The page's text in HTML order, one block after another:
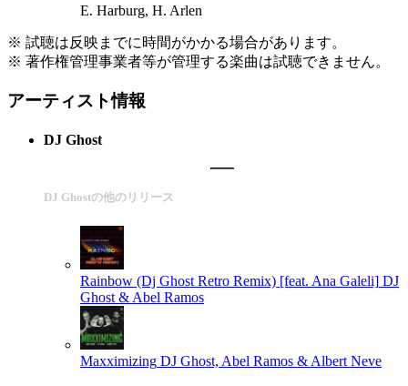
E. Harburg, H. Arlen
※ 試聴は反映までに時間がかかる場合があります。
※ 著作権管理事業者等が管理する楽曲は試聴できません。
アーティスト情報
DJ Ghost
DJ Ghostの他のリリース
Rainbow (Dj Ghost Retro Remix) [feat. Ana Galeli] DJ
Ghost & Abel Ramos
Maxximizing DJ Ghost, Abel Ramos & Albert Neve